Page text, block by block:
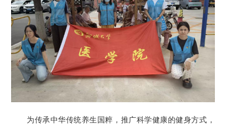
为传承中华传统养生国粹，推广科学健康的健身方式，